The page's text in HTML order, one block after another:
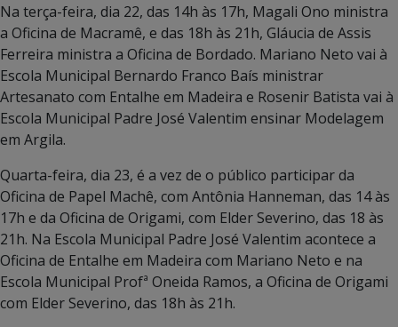
Na terça-feira, dia 22, das 14h às 17h, Magali Ono ministra
a Oficina de Macramê, e das 18h às 21h, Gláucia de Assis
Ferreira ministra a Oficina de Bordado. Mariano Neto vai à
Escola Municipal Bernardo Franco Baís ministrar
Artesanato com Entalhe em Madeira e Rosenir Batista vai à
Escola Municipal Padre José Valentim ensinar Modelagem
em Argila.
Quarta-feira, dia 23, é a vez de o público participar da
Oficina de Papel Machê, com Antônia Hanneman, das 14 às
17h e da Oficina de Origami, com Elder Severino, das 18 às
21h. Na Escola Municipal Padre José Valentim acontece a
Oficina de Entalhe em Madeira com Mariano Neto e na
Escola Municipal Profª Oneida Ramos, a Oficina de Origami
com Elder Severino, das 18h às 21h.